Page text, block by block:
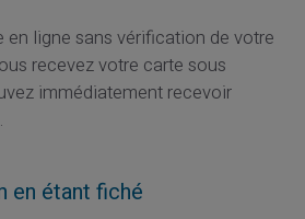
en ligne sans vérification de votre
recevez votre carte sous
immédiatement recevoir
en étant fiché